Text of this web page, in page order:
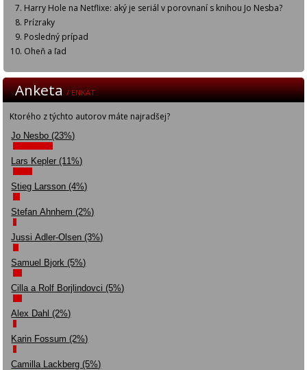
Harry Hole na Netflixe: aký je seriál v porovnaní s knihou Jo Nesba?
Prízraky
Posledný prípad
Oheň a ľad
Anketa/ ENKÄT
Ktorého z týchto autorov máte najradšej?
Jo Nesbo (23%)
Lars Kepler (11%)
Stieg Larsson (4%)
Stefan Ahnhem (2%)
Jussi Adler-Olsen (3%)
Samuel Bjork (5%)
Cilla a Rolf Borjlindovci (5%)
Alex Dahl (2%)
Karin Fossum (2%)
Camilla Lackberg (5%)